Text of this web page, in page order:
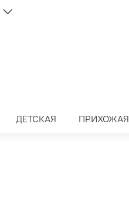
ДЕТСКАЯ ПРИХОЖАЯ